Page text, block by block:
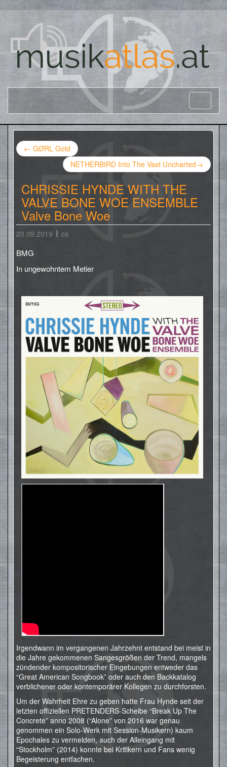
← GØRL Gold
NETHERBIRD Into The Vast Uncharted→
CHRISSIE HYNDE WITH THE
VALVE BONE WOE ENSEMBLE
Valve Bone Woe
20.09.2019 cs
BMG
In ungewohntem Metier
Irgendwann im vergangenen Jahrzehnt entstand bei meist in
die Jahre gekommenen Sangesgrößen der Trend, mangels
zündender kompositorischer Eingebungen entweder das
“Great American Songbook” oder auch den Backkatalog
verblichener oder kontemporärer Kollegen zu durchforsten.
Um der Wahrheit Ehre zu geben hatte Frau Hynde seit der
letzten offiziellen PRETENDERS-Scheibe “Break Up The
Concrete” anno 2008 (“Alone” von 2016 war genau
genommen ein Solo-Werk mit Session-Musikern) kaum
Epochales zu vermelden, auch der Alleingang mit
“Stockholm” (2014) konnte bei Kritikern und Fans wenig
Begeisterung entfachen.